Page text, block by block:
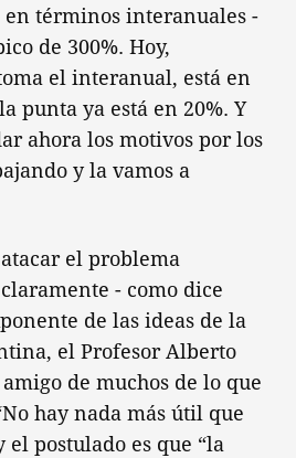
en términos interanuales -
de 300%. Hoy,
el interanual, está en
punta ya está en 20%. Y
ahora los motivos por los
y la vamos a
el problema
- como dice
de las ideas de la
el Profesor Alberto
de muchos de lo que
hay nada más útil que
postulado es que “la